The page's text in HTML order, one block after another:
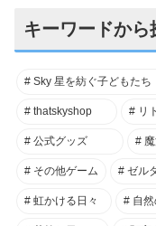
キーワードから
Sky 星を紡ぐ子どもたち
thatskyshop リ
公式グッズ
その他ゲーム ゼル
虹かける日々 自